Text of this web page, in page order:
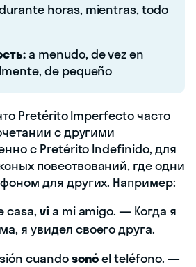
horas, mientras, todo
a menudo, de vez en
de pequeño
Pretérito Imperfecto часто
с другими
с Pretérito Indefinido, для
повествований, где одни
для других. Например:
casa, via mi amigo. — Когда я
я увидел своего друга.
cuandosonóel teléfono. —